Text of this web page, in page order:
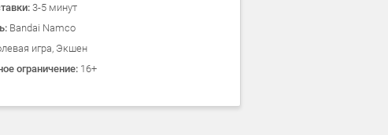
3-5 минут
Bandai Namco
игра, Экшен
ограничение: 16+